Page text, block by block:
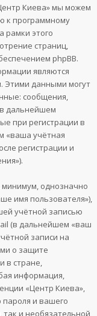
Киева» мы можем
к программному
рамки этого
страниц,
phpBB.
являются
Этими данными могут
сообщения,
дальнейшем
при регистрации в
«ваша учётная
регистрации и
минимум, однозначно
имя пользователя»),
учётной записью
(в дальнейшем «ваш
записи на
о защите
в стране,
информация,
«Центр Киева»,
и вашего
и необязательной